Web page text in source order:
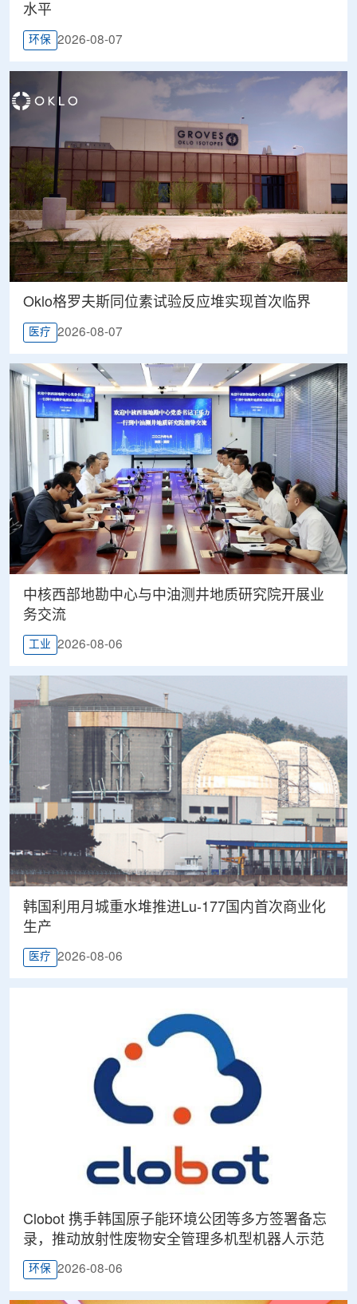
水平
环保 2026-08-07
Oklo格罗夫斯同位素试验反应堆实现首次临界
医疗 2026-08-07
中核西部地勘中心与中油测井地质研究院开展业
务交流
工业 2026-08-06
韩国利用月城重水堆推进Lu-177国内首次商业化
生产
医疗 2026-08-06
Clobot 携手韩国原子能环境公团等多方签署备忘
录，推动放射性废物安全管理多机型机器人示范
环保 2026-08-06